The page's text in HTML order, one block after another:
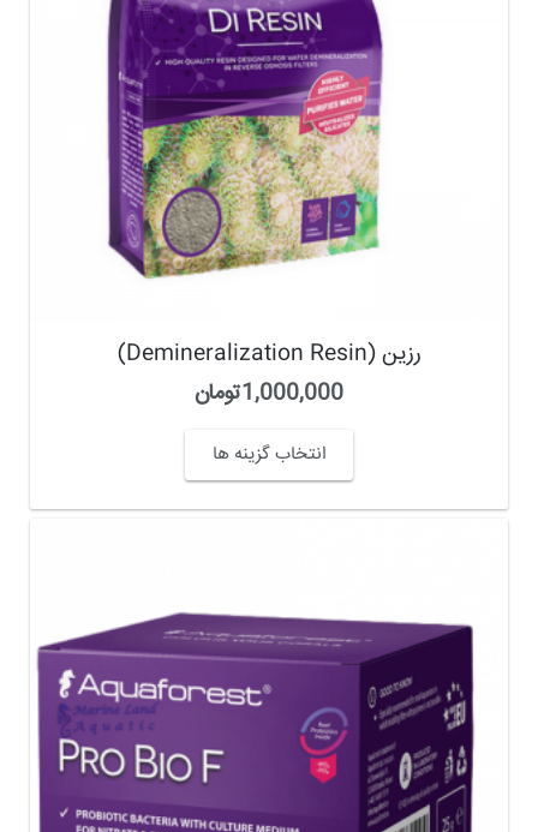
رزین (Demineralization Resin)
1,000,000تومان
انتخاب گزینه ها